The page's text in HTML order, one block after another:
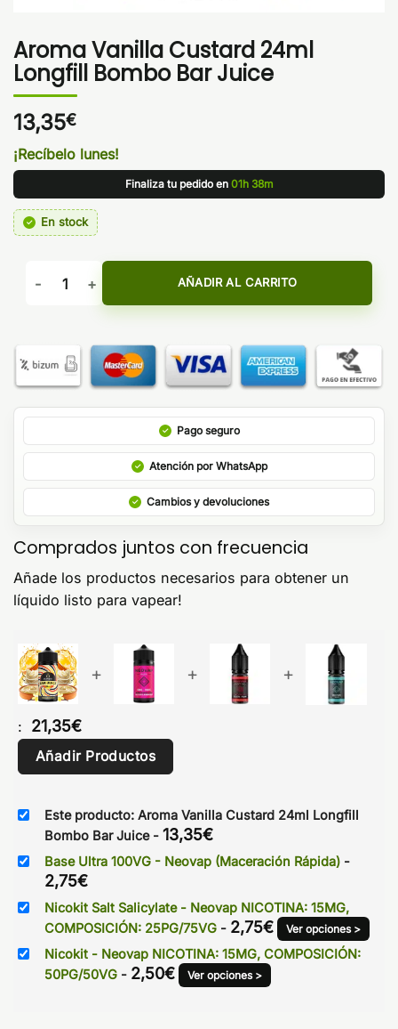
Aroma Vanilla Custard 24ml
Longfill Bombo Bar Juice
13,35€
¡Recíbelo lunes!
Finaliza tu pedido en 01h 38m
En stock
Aroma Vanilla Custard 24ml Longfill Bombo Bar Juice
AÑADIR AL CARRITO
Pago seguro
Atención por WhatsApp
Cambios y devoluciones
Comprados juntos con frecuencia
Añade los productos necesarios para obtener un
líquido listo para vapear!
+ + +
: 21,35€
Añadir Productos
Este producto: Aroma Vanilla Custard 24ml Longfill
Bombo Bar Juice - 13,35€
Base Ultra 100VG - Neovap (Maceración Rápida) -
2,75€
Nicokit Salt Salicylate - Neovap NICOTINA: 15MG,
COMPOSICIÓN: 25PG/75VG - 2,75€ Ver opciones >
Nicokit - Neovap NICOTINA: 15MG, COMPOSICIÓN:
50PG/50VG - 2,50€ Ver opciones >